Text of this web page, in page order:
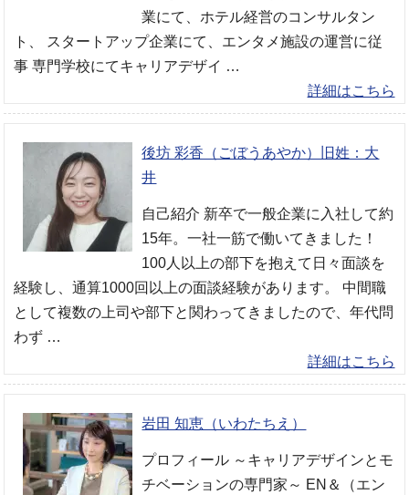
業にて、ホテル経営のコンサルタン
ト、 スタートアップ企業にて、エンタメ施設の運営に従
事 専門学校にてキャリアデザイ …
詳細はこちら
後坊 彩香（ごぼうあやか）旧姓：大
井
自己紹介 新卒で一般企業に入社して約
15年。一社一筋で働いてきました！
100人以上の部下を抱えて日々面談を
経験し、通算1000回以上の面談経験があります。 中間職
として複数の上司や部下と関わってきましたので、年代問
わず …
詳細はこちら
岩田 知恵（いわたちえ）
プロフィール ～キャリアデザインとモ
チベーションの専門家～ EN＆（エン